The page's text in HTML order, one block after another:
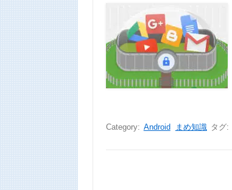
Category: Android まめ知識 タグ: